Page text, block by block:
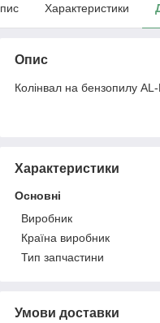
Характеристики
Опис
Колінвал на бензопилу
Характеристики
Основні
Виробник
Країна виробник
Тип запчастини
Умови доставки